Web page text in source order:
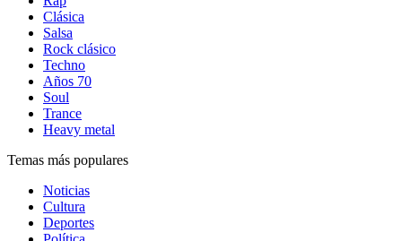
Clásica
Salsa
Rock clásico
Techno
Años 70
Soul
Trance
Heavy metal
Temas más populares
Noticias
Cultura
Deportes